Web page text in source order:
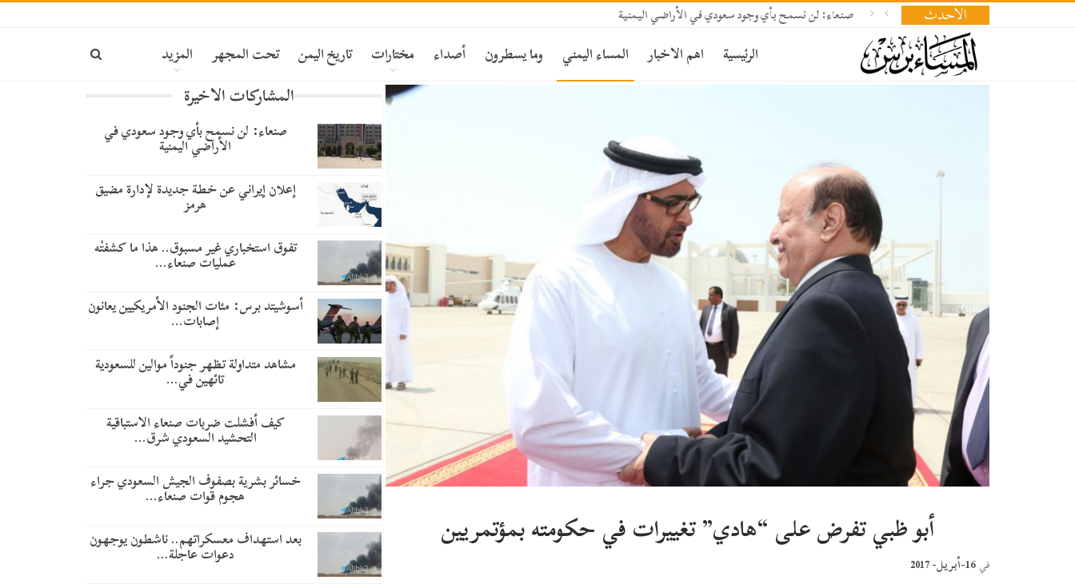
الأحدث صنعاء: لن نسمح بأي وجود سعودي في الأراضي اليمنية
الرئيسية اهم الاخبار المساء اليمني وما يسطرون أصداء مختارات تاريخ اليمن تحت المجهر المزيد
أبو ظبي تفرض على “هادي” تغييرات في حكومته بمؤتمريين
في 16-أبريل- 2017
المشاركات الاخيرة
صنعاء: لن نسمح بأي وجود سعودي في
الأراضي اليمنية
إعلان إيراني عن خطة جديدة لإدارة مضيق
هرمز
تفوق استخباري غير مسبوق.. هذا ما كشفتْه
عمليات صنعاء…
أسوشيتد برس: مئات الجنود الأمريكيين يعانون
إصابات…
مشاهد متداولة تظهر جنوداً موالين للسعودية
تائهين في…
​كيف أفشلت ضربات صنعاء الاستباقية
التحشيد السعودي شرق…
خسائر بشرية بصفوف الجيش السعودي جراء
هجوم قوات صنعاء…
بعد استهداف معسكراتهم.. ناشطون يوجهون
دعوات عاجلة…